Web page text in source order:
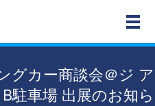
グカー商談会＠ジ ア
駐車場 出展のお知ら